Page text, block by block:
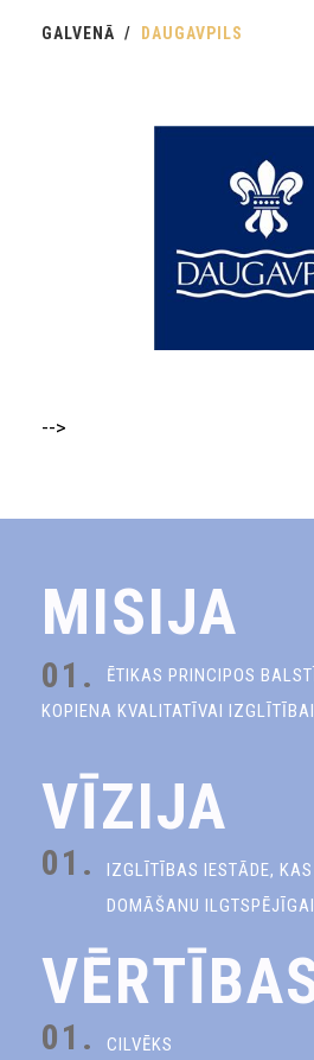
GALVENĀ DAUGAVPILS
-->
MISIJA
01.
ĒTIKAS PRINCIPOS
KOPIENA KVALITATĪVAI IZGLĪTĪBAI
VĪZIJA
01.
IZGLĪTĪBAS IESTĀDE,
DOMĀŠANU
01. CILVĒKS